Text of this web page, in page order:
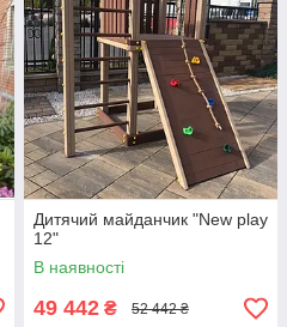
Дитячий майданчик "New play
12"
В наявності
49 442 ₴ 52 442 ₴